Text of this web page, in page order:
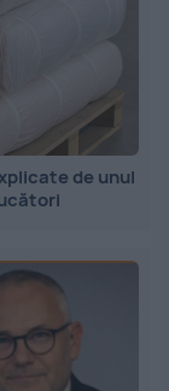
de unul